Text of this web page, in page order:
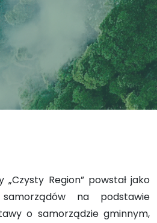
„Czysty Region” powstał jako
na podstawie
o samorządzie gminnym,